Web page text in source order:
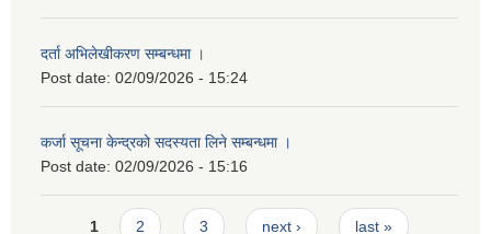
दर्ता अभिलेखीकरण सम्बन्धमा ।
Post date: 02/09/2026 - 15:24
कर्जा सूचना केन्द्रको सदस्यता लिने सम्बन्धमा ।
Post date: 02/09/2026 - 15:16
Pages
1 2 3 next › last »